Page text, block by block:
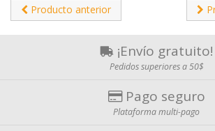
Producto anterior
¡Envío gratuito!
Pedidos superiores a 50$
Pago seguro
Plataforma multi-pago